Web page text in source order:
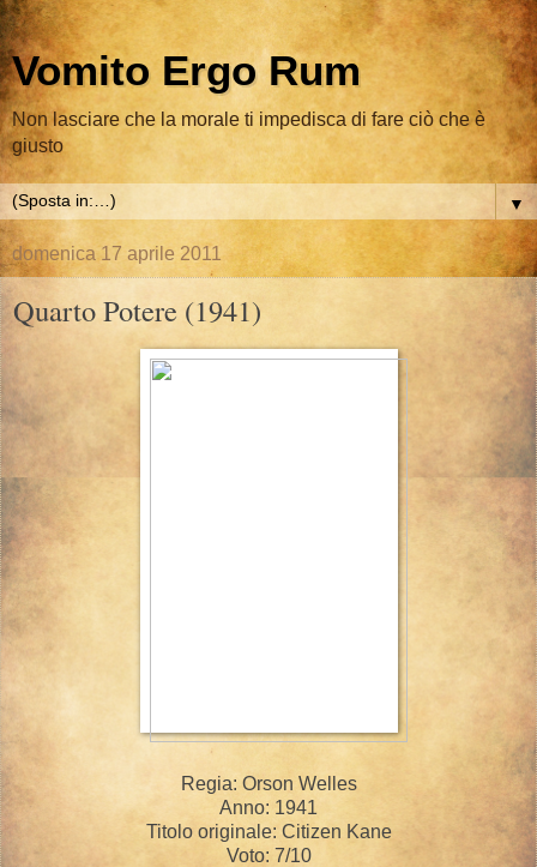
Vomito Ergo Rum
Non lasciare che la morale ti impedisca di fare ciò che è
giusto
▼
domenica 17 aprile 2011
Quarto Potere (1941)
Regia: Orson Welles
Anno: 1941
Titolo originale: Citizen Kane
Voto: 7/10